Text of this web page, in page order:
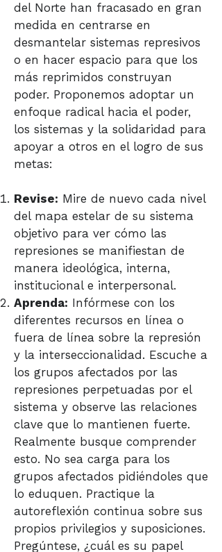
del Norte han fracasado en gran
medida en centrarse en
desmantelar sistemas represivos
o en hacer espacio para que los
más reprimidos construyan
poder. Proponemos adoptar un
enfoque radical hacia el poder,
los sistemas y la solidaridad para
apoyar a otros en el logro de sus
metas:
Revise: Mire de nuevo cada nivel
del mapa estelar de su sistema
objetivo para ver cómo las
represiones se manifiestan de
manera ideológica, interna,
institucional e interpersonal.
Aprenda: Infórmese con los
diferentes recursos en línea o
fuera de línea sobre la represión
y la interseccionalidad. Escuche a
los grupos afectados por las
represiones perpetuadas por el
sistema y observe las relaciones
clave que lo mantienen fuerte.
Realmente busque comprender
esto. No sea carga para los
grupos afectados pidiéndoles que
lo eduquen. Practique la
autoreflexión continua sobre sus
propios privilegios y suposiciones.
Pregúntese, ¿cuál es su papel